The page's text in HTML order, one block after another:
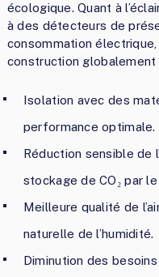
écologique. Quant à
à des détecteurs de
consommation
construction globalement
Isolation avec des
performance optimale.
Réduction sensible de
stockage de CO₂ par le
Meilleure qualité de
naturelle de l’humidité.
Diminution des